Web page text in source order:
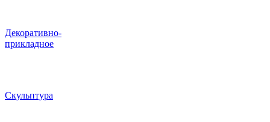
Декоративно-
прикладное
Скульптура